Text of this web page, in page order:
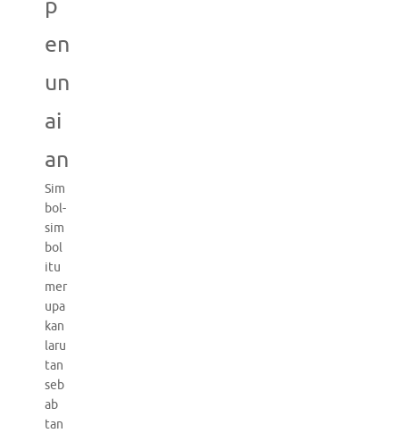
p
en
un
ai
an
Sim
bol-
sim
bol
itu
mer
upa
kan
laru
tan
seb
ab
tan